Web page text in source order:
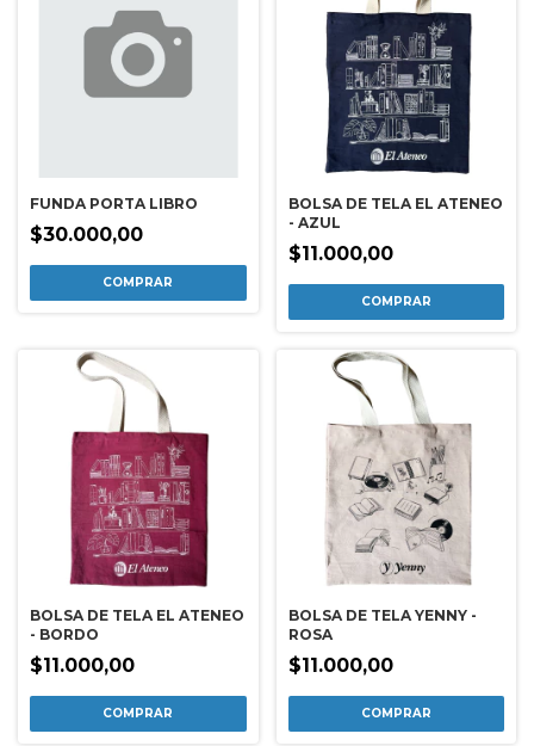
FUNDA PORTA LIBRO
$30.000,00
BOLSA DE TELA EL ATENEO
- AZUL
$11.000,00
BOLSA DE TELA EL ATENEO
- BORDO
$11.000,00
BOLSA DE TELA YENNY -
ROSA
$11.000,00